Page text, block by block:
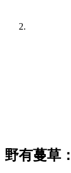
野有蔓草